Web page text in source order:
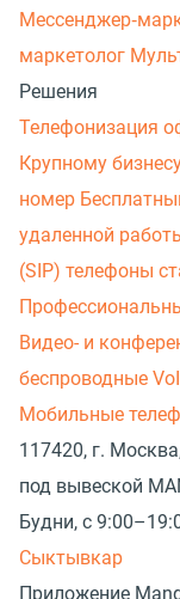
маркетолог
Решения
Телефонизация
Крупному
номер
удаленной
(SIP) телефоны
Видео- и
беспроводные
Мобильные
117420, г.
под вывеской
Будни, с
Сыктывкар
Приложение